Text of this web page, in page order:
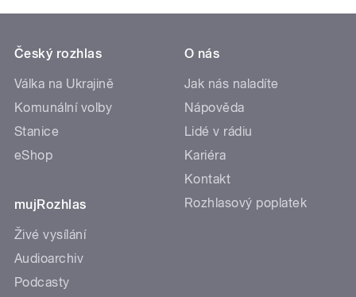
Český rozhlas
Válka na Ukrajině
Komunální volby
Stanice
eShop
mujRozhlas
Živé vysílání
Audioarchiv
Podcasty
O nás
Jak nás naladíte
Nápověda
Lidé v rádiu
Kariéra
Kontakt
Rozhlasový poplatek